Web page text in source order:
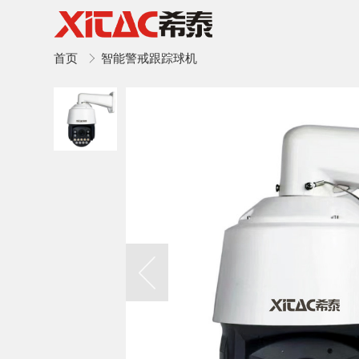
首页 智能警戒跟踪球机